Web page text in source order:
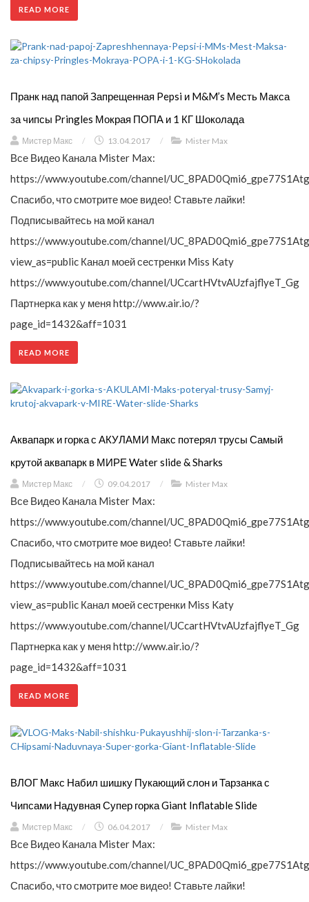
READ MORE
Пранк над папой Запрещенная Pepsi и M&M’s Месть Макса
за чипсы Pringles Мокрая ПОПА и 1 КГ Шоколада
Мистер Макс / 13.04.2017 / Mister Max
Все Видео Канала Mister Max:
https://www.youtube.com/channel/
Спасибо, что смотрите мое видео! Ставьте лайки!
Подписывайтесь на мой канал
https://www.youtube.com/channel/
view_as=public Канал моей сестренки Miss Katy
https://www.youtube.com/channel/UCcartHVtvAUzfajflyeT_Gg
Партнерка как у меня http://www.air.io/?
page_id=1432&aff=1031
READ MORE
Аквапарк и горка с АКУЛАМИ Макс потерял трусы Самый
крутой аквапарк в МИРЕ Water slide & Sharks
Мистер Макс / 09.04.2017 / Mister Max
Все Видео Канала Mister Max:
https://www.youtube.com/channel/
Спасибо, что смотрите мое видео! Ставьте лайки!
Подписывайтесь на мой канал
https://www.youtube.com/channel/
view_as=public Канал моей сестренки Miss Katy
https://www.youtube.com/channel/UCcartHVtvAUzfajflyeT_Gg
Партнерка как у меня http://www.air.io/?
page_id=1432&aff=1031
READ MORE
ВЛОГ Макс Набил шишку Пукающий слон и Тарзанка с
Чипсами Надувная Супер горка Giant Inflatable Slide
Мистер Макс / 06.04.2017 / Mister Max
Все Видео Канала Mister Max:
https://www.youtube.com/channel/
Спасибо, что смотрите мое видео! Ставьте лайки!